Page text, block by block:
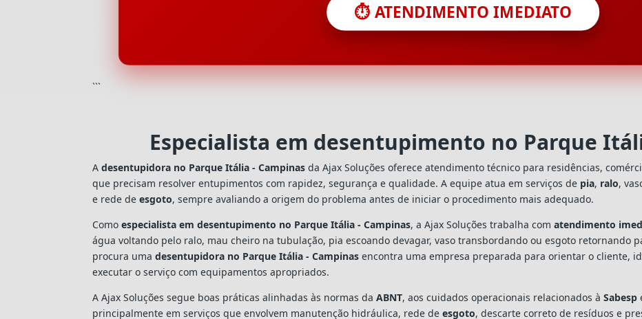
⏱️ ATENDIMENTO IMEDIATO
```
Especialista em desentupimento no Parque
Adesentupidora no Parque Itália - Campinas da Ajax Soluções oferece atendimento técnico para residências,
que precisam resolver entupimentos com rapidez, segurança e qualidade. A equipe atua em serviços de pia, ralo,
e rede deesgoto, sempre avaliando a origem do problema antes de iniciar o procedimento mais adequado.
Comoespecialista em desentupimento no Parque Itália - Campinas, a Ajax Soluções trabalha comatendimento
água voltando pelo ralo, mau cheiro na tubulação, pia escoando devagar, vaso transbordando ou esgoto retornando
procura umadesentupidora no Parque Itália - Campinas encontra uma empresa preparada para orientar o cliente,
executar o serviço com equipamentos apropriados.
A Ajax Soluções segue boas práticas alinhadas às normas daABNT, aos cuidados operacionais relacionados àSabesp
principalmente em serviços que envolvem manutenção hidráulica, rede deesgoto, descarte correto de resíduos e